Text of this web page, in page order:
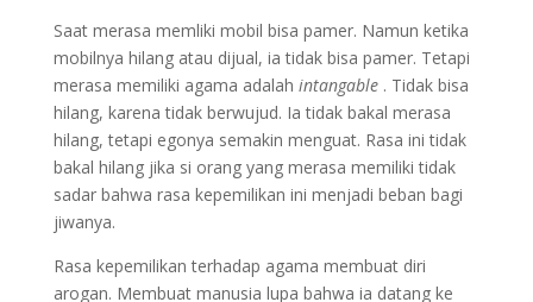
Saat merasa memliki mobil bisa pamer. Namun ketika
mobilnya hilang atau dijual, ia tidak bisa pamer. Tetapi
merasa memiliki agama adalah intangable . Tidak bisa
hilang, karena tidak berwujud. Ia tidak bakal merasa
hilang, tetapi egonya semakin menguat. Rasa ini tidak
bakal hilang jika si orang yang merasa memiliki tidak
sadar bahwa rasa kepemilikan ini menjadi beban bagi
jiwanya.
Rasa kepemilikan terhadap agama membuat diri
arogan. Membuat manusia lupa bahwa ia datang ke